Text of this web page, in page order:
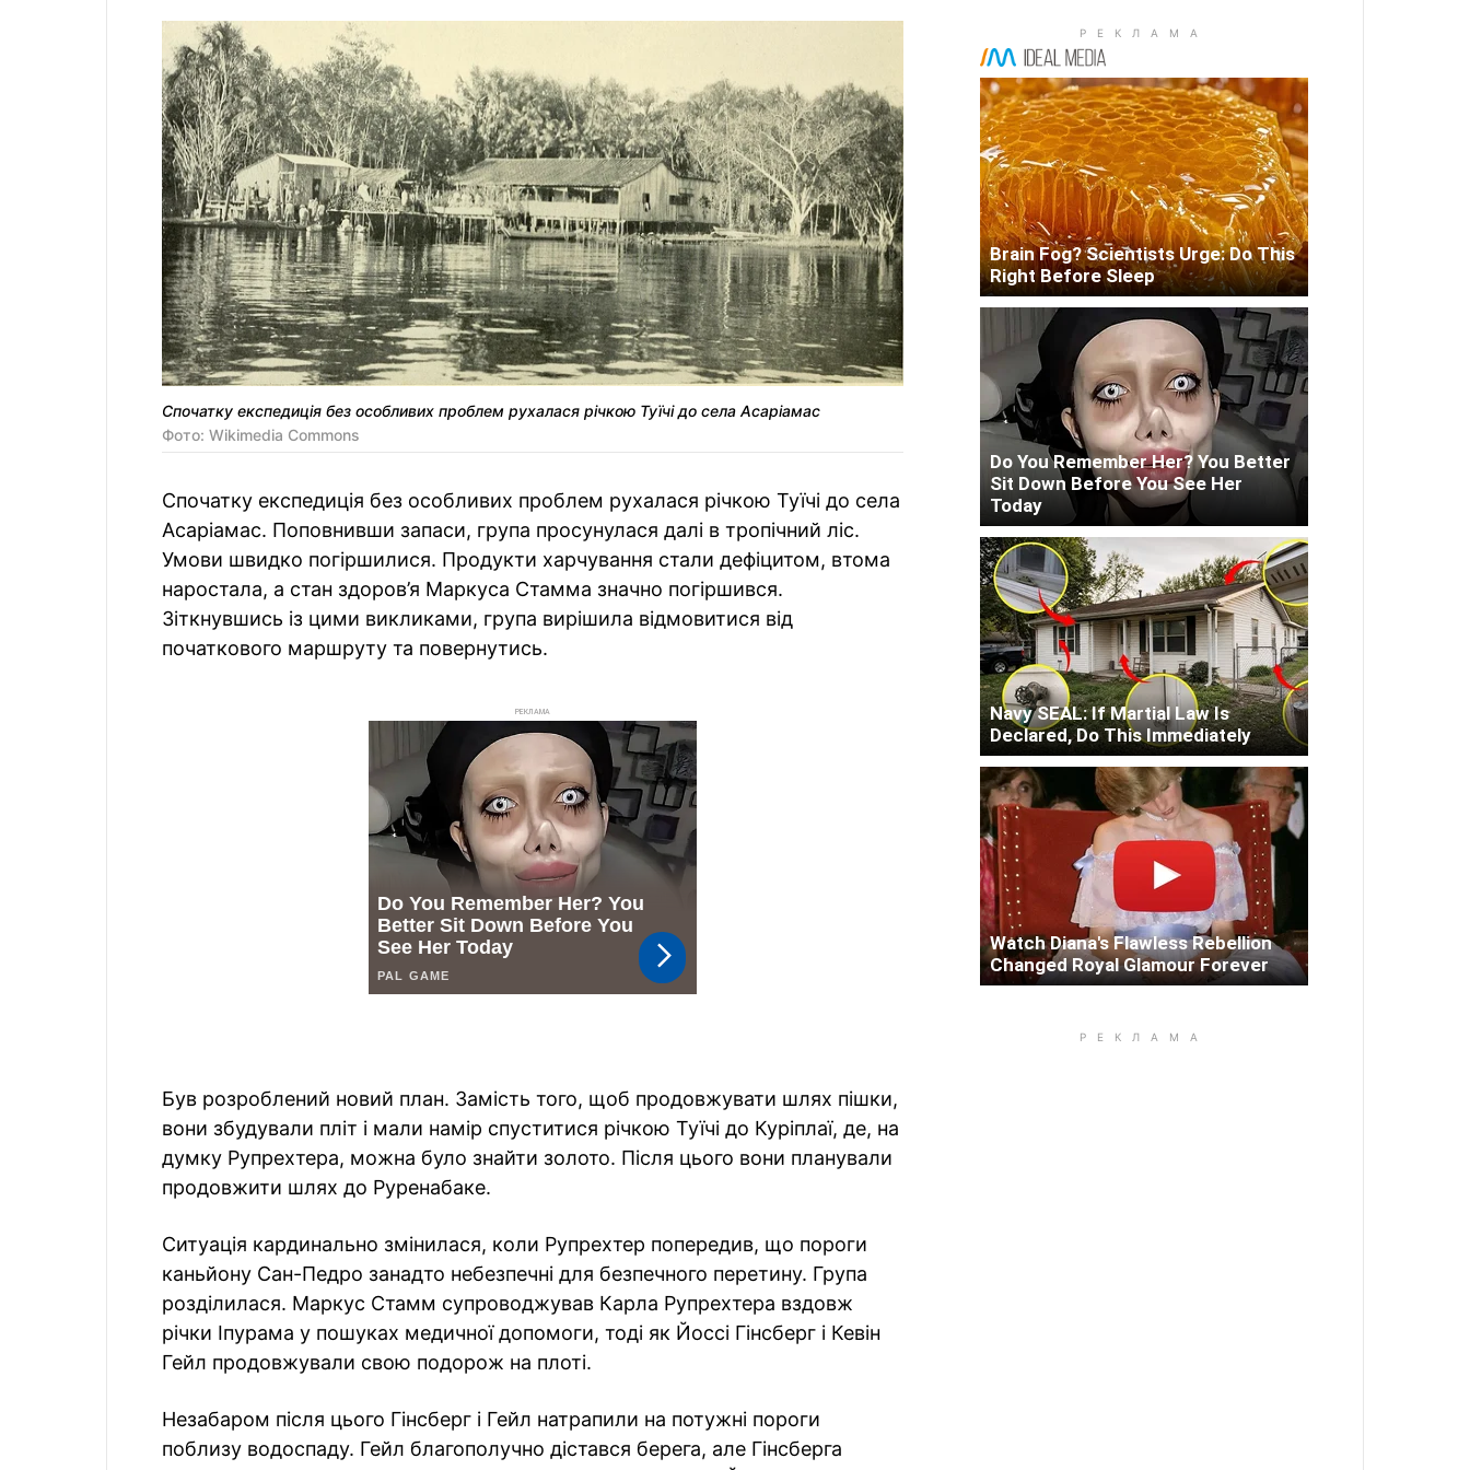
Спочатку експедиція без особливих проблем рухалася річкою Туїчі до села Асаріамас
Фото: Wikimedia Commons
Спочатку експедиція без особливих проблем рухалася річкою Туїчі до села
Асаріамас. Поповнивши запаси, група просунулася далі в тропічний ліс.
Умови швидко погіршилися. Продукти харчування стали дефіцитом, втома
наростала, а стан здоров’я Маркуса Стамма значно погіршився.
Зіткнувшись із цими викликами, група вирішила відмовитися від
початкового маршруту та повернутись.
РЕКЛАМА
Був розроблений новий план. Замість того, щоб продовжувати шлях пішки,
вони збудували пліт і мали намір спуститися річкою Туїчі до Куріплаї, де, на
думку Рупрехтера, можна було знайти золото. Після цього вони планували
продовжити шлях до Руренабаке.
Ситуація кардинально змінилася, коли Рупрехтер попередив, що пороги
каньйону Сан-Педро занадто небезпечні для безпечного перетину. Група
розділилася. Маркус Стамм супроводжував Карла Рупрехтера вздовж
річки Іпурама у пошуках медичної допомоги, тоді як Йоссі Гінсберг і Кевін
Гейл продовжували свою подорож на плоті.
Незабаром після цього Гінсберг і Гейл натрапили на потужні пороги
поблизу водоспаду. Гейл благополучно дістався берега, але Гінсберга
Brain Fog? Scientists Urge: Do This
Right Before Sleep
Do You Remember Her? You Better
Sit Down Before You See Her
Today
Navy SEAL: If Martial Law Is
Declared, Do This Immediately
Watch Diana's Flawless Rebellion
Changed Royal Glamour Forever